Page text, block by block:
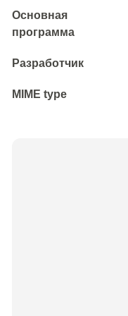
Основная
программа
Разработчик
MIME type